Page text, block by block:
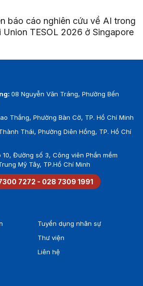
báo cáo nghiên cứu về AI trong
TESOL 2026 ở Singapore
08 Nguyễn Văn Tráng, Phường Bến
Thắng, Phường Bàn Cờ, TP. Hồ Chí Minh
Thái, Phường Diên Hồng, TP. Hồ Chí
10, Đường số 3, Công viên Phần mềm
Mỹ Tây, TP.Hồ Chí Minh
7272 - 028 7309 1991
Tuyển dụng nhân sự
Thư viện
Liên hệ